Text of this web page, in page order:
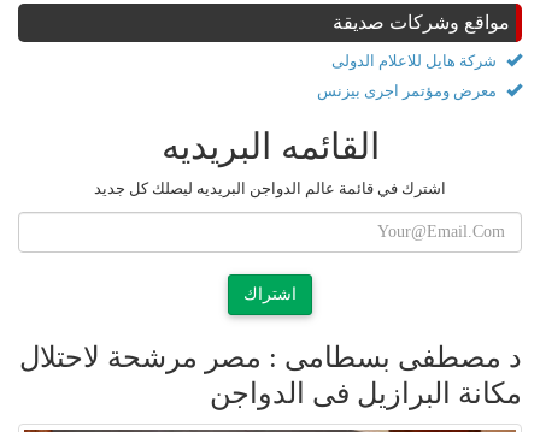
مواقع وشركات صديقة
شركة هايل للاعلام الدولى
معرض ومؤتمر اجرى بيزنس
القائمه البريديه
اشترك في قائمة عالم الدواجن البريديه ليصلك كل جديد
اشتراك
د مصطفى بسطامى : مصر مرشحة لاحتلال
مكانة البرازيل فى الدواجن